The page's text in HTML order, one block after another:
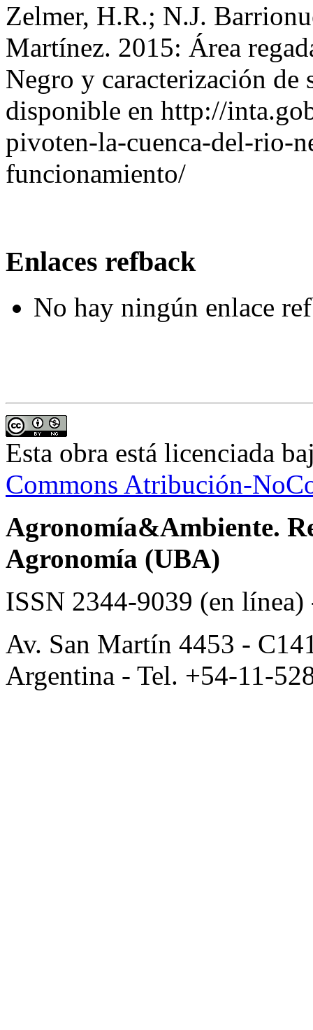
Zelmer, H.R.; N.J.
Martínez. 2015: Área
Negro y caracterización
disponible en http://
pivoten-la-cuenca-del-rio-
funcionamiento/
Enlaces refback
No hay ningún enlace
Esta obra está licenciada
Commons Atribución-
Agronomía&Ambiente.
Agronomía (UBA)
ISSN 2344-9039 (en
Av. San Martín 4453 -
Argentina - Tel. +54-11-